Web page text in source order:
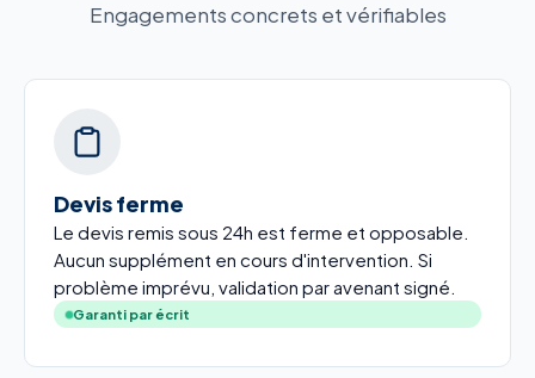
Engagements concrets et vérifiables
Devis ferme
Le devis remis sous 24h est ferme et opposable.
Aucun supplément en cours d'intervention. Si
problème imprévu, validation par avenant signé.
Garanti par écrit